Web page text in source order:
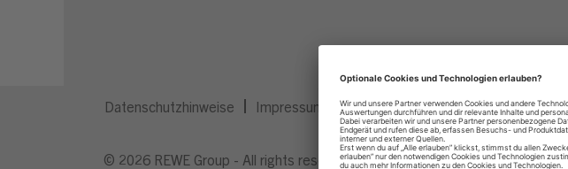
Datenschutzhinweise Impressum Privatsphäre-Einstellungen
© 2026 REWE Group - All rights reserved